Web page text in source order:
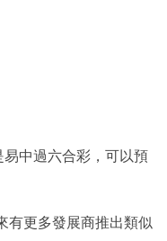
中過六合彩，可以預
有更多發展商推出類似